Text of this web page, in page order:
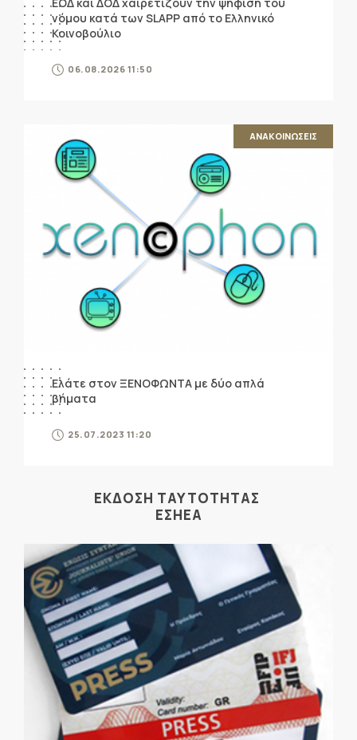
νόμου κατά των SLAPP από το Ελληνικό
Κοινοβούλιο
06.08.2026 11:50
ΑΝΑΚΟΙΝΩΣΕΙΣ
Ελάτε στον ΞΕΝΟΦΩΝΤΑ με δύο απλά
βήματα
25.07.2023 11:20
ΕΚΔΟΣΗ ΤΑΥΤΟΤΗΤΑΣ
ΕΣΗΕΑ